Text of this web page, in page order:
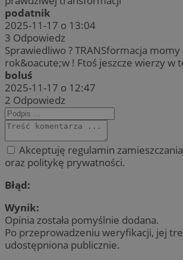
podatnik
2025-11-17 o 13:04
3 Odpowiedz
Sprawiedliwo ? TRANSformacja momy
rok&oacute;w ! Ftoś jeszcze wierzy w
boluś
2025-11-17 o 12:47
2 Odpowiedz
Akceptuję regulamin
oraz politykę prywatności.
Błąd:
Wynik:
Opinia została pomyślnie dodana.
Po przeprowadzeniu weryfikacji, jej
udostępniona publicznie.